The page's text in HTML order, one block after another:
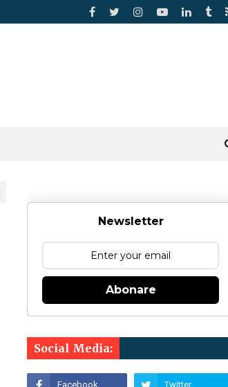
Newsletter
Abonare
Social Media: